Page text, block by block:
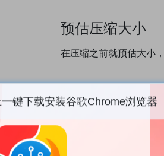
键下载安装谷歌Chrome浏览器
预估压缩大小
在压缩之前就预估大小